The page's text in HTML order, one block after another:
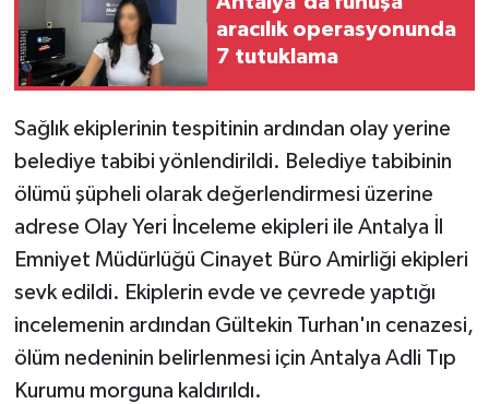
aracılık operasyonunda
7 tutuklama
Sağlık ekiplerinin tespitinin ardından olay yerine
belediye tabibi yönlendirildi. Belediye tabibinin
ölümü şüpheli olarak değerlendirmesi üzerine
adrese Olay Yeri İnceleme ekipleri ile Antalya İl
Emniyet Müdürlüğü Cinayet Büro Amirliği ekipleri
sevk edildi. Ekiplerin evde ve çevrede yaptığı
incelemenin ardından Gültekin Turhan'ın cenazesi,
ölüm nedeninin belirlenmesi için Antalya Adli Tıp
Kurumu morguna kaldırıldı.